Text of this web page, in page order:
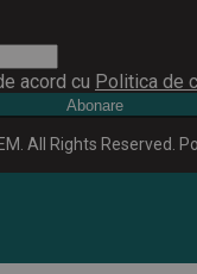
acord cu Politica de
Abonare
All Rights Reserved.